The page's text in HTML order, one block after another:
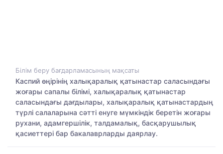
Білім беру бағдарламасының мақсаты
Каспий өңірінің халықаралық қатынастар саласындағы
жоғары сапалы білімі, халықаралық қатынастар
саласындағы дағдылары, халықаралық қатынастардың
түрлі салаларына сәтті енуге мүмкіндік беретін жоғары
рухани, адамгершілік, талдамалық, басқарушылық
қасиеттері бар бакалаврларды даярлау.